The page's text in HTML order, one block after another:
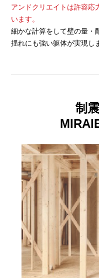
アンドクリエイトは許容応
います。
細かな計算をして壁の量・
揺れにも強い躯体が実現し
制